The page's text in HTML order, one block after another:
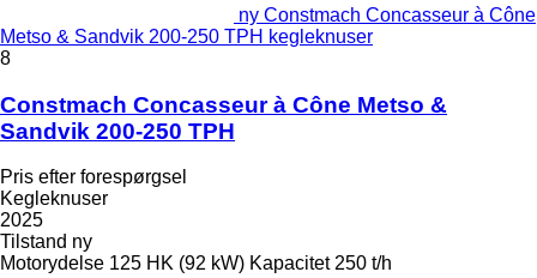
ny Constmach Concasseur à Cône
Metso & Sandvik 200-250 TPH kegleknuser
8
Constmach Concasseur à Cône Metso &
Sandvik 200-250 TPH
Pris efter forespørgsel
Kegleknuser
2025
Tilstand ny
Motorydelse 125 HK (92 kW) Kapacitet 250 t/h